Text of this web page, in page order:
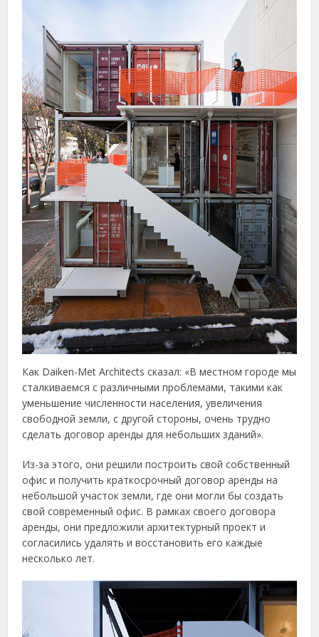
Как Daiken-Met Architects сказал: «В местном городе мы
сталкиваемся с различными проблемами, такими как
уменьшение численности населения, увеличения
свободной земли, с другой стороны, очень трудно
сделать договор аренды для небольших зданий».
Из-за этого, они решили построить свой собственный
офис и получить краткосрочный договор аренды на
небольшой участок земли, где они могли бы создать
свой современный офис. В рамках своего договора
аренды, они предложили архитектурный проект и
согласились удалять и восстановить его каждые
несколько лет.